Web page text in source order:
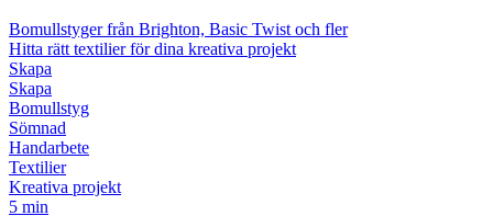
Bomullstyger från Brighton, Basic Twist och fler
Hitta rätt textilier för dina kreativa projekt
Skapa
Skapa
Bomullstyg
Sömnad
Handarbete
Textilier
Kreativa projekt
5 min